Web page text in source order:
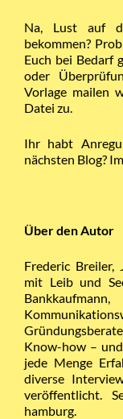
Na, Lust auf
bekommen?
Euch bei Bedarf
oder
Vorlage mailen
Datei zu.
Ihr habt
nächsten Blog?
Über den Autor
Frederic Breiler,
mit Leib und
Know-how –
jede Menge
diverse
veröffentlicht.
hamburg.